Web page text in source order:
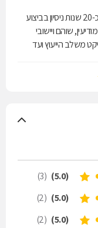
שבח עבודות גבס, בניהולו של בן חיון, מביא עמו כ-20 שנות ניסיון בביצוע
שוהם ויישובי
משלב הייעוץ ועד
שנקבעו. בין תחומי
מיזוג אוויר, מחיצות
חדרים אקוסטיים. כל
להעניק פתרון איכותי
(5.0)
(3)
(5.0)
(2)
(5.0)
(2)